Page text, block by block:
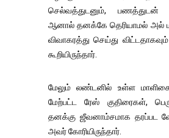
செல்வத்துடனும், பணத்துடன்
ஆனால் தனக்கே தெரியாமல்
விவாகரத்து செய்து
கூறியிருந்தார்.
மேலும் லண்டனில் உள்ள
மேற்பட்ட ரேஸ் குதிரைகள்,
தனக்கு ஜீவனாம்சமாக தரப்பட
அவர் கோரியிருந்தார்.